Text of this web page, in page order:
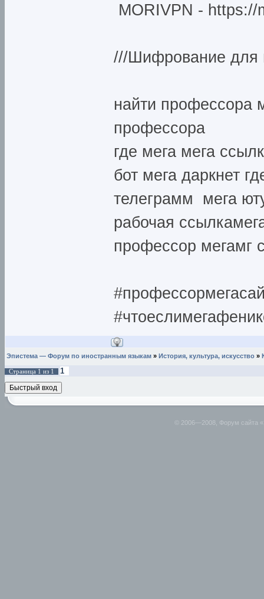
MORIVPN - https://
///Шифрование для
найти профессора
профессора
где мега мега
бот мега даркнет
телеграмм мега
рабочая
профессор мегамг
Эпистема — Форум по иностранным языкам » История, культура, искусство »
Страница 1 из 1 1
© 2006—2008, Форум сайта